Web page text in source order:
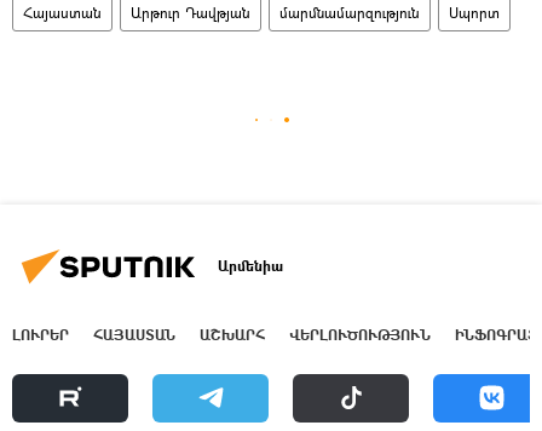
Հայաստան Արթուր Դավթյան մարմնամարզություն Սպորտ
Արմենիա
ԼՈՒՐԵՐ ՀԱՅԱՍՏԱՆ ԱՇԽԱՐՀ ՎԵՐԼՈՒԾՈՒԹՅՈՒՆ